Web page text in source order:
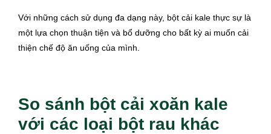
Với những cách sử dụng đa dạng này, bột cải kale thực sự là
một lựa chọn thuận tiện và bổ dưỡng cho bất kỳ ai muốn cải
thiện chế độ ăn uống của mình.
So sánh bột cải xoăn kale
với các loại bột rau khác